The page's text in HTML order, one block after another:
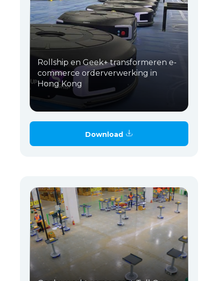
Rollship en Geek+ transformeren e-
commerce orderverwerking in
Hong Kong
Download